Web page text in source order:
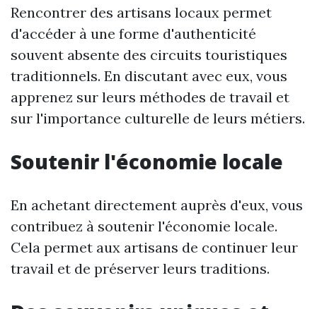
Rencontrer des artisans locaux permet
d'accéder à une forme d'authenticité
souvent absente des circuits touristiques
traditionnels. En discutant avec eux, vous
apprenez sur leurs méthodes de travail et
sur l'importance culturelle de leurs métiers.
Soutenir l'économie locale
En achetant directement auprès d'eux, vous
contribuez à soutenir l'économie locale.
Cela permet aux artisans de continuer leur
travail et de préserver leurs traditions.